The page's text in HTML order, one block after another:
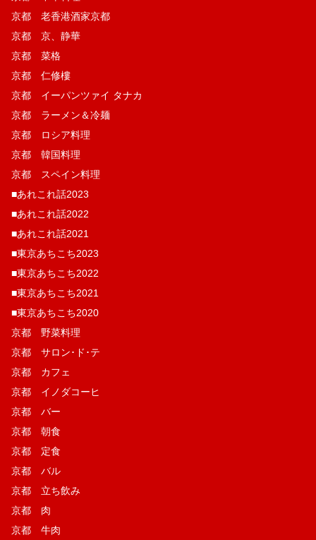
京都 老香港酒家京都
京都 京、静華
京都 菜格
京都 仁修樓
京都 イーパンツァイ タナカ
京都 ラーメン＆冷麺
京都 ロシア料理
京都 韓国料理
京都 スペイン料理
■あれこれ話2023
■あれこれ話2022
■あれこれ話2021
■東京あちこち2023
■東京あちこち2022
■東京あちこち2021
■東京あちこち2020
京都 野菜料理
京都 サロン･ド･テ
京都 カフェ
京都 イノダコーヒ
京都 バー
京都 朝食
京都 定食
京都 バル
京都 立ち飲み
京都 肉
京都 牛肉